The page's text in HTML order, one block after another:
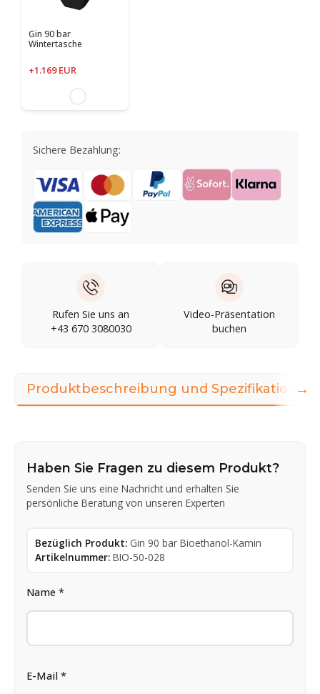
Gin 90 bar
Wintertasche
+1.169 EUR
Sichere Bezahlung:
Rufen Sie uns an
+43 670 3080030
Video-Präsentation
buchen
Produktbeschreibung und Spezifikationen
Haben Sie Fragen zu diesem Produkt?
Senden Sie uns eine Nachricht und erhalten Sie
persönliche Beratung von unseren Experten
Bezüglich Produkt: Gin 90 bar Bioethanol-Kamin
Artikelnummer: BIO-50-028
Name *
E-Mail *
→